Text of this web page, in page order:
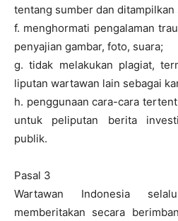
tentang sumber dan ditampilkan
f. menghormati pengalaman
penyajian gambar, foto, suara;
g. tidak melakukan plagiat,
liputan wartawan lain sebagai
h. penggunaan cara-cara
untuk peliputan berita
publik.
Pasal 3
Wartawan Indonesia
memberitakan secara